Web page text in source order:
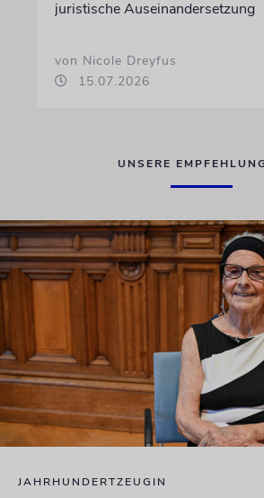
juristische Auseinandersetzung
von Nicole Dreyfus
15.07.2026
UNSERE
JAHRHUNDERTZEUGIN